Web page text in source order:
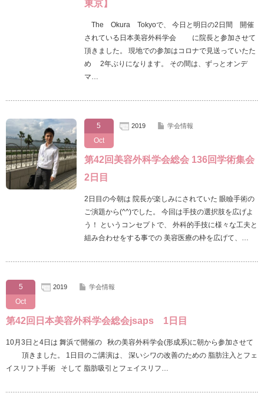
東京】
The Okura Tokyoで、 今日と明日の2日間 開催
されている日本美容外科学会 に院長と参加させて
頂きました。 現地での参加はコロナで見送っていたた
め 2年ぶりになります。 その間は、ずっとオンデ
マ…
5
Oct
2019 学会情報
第42回美容外科学会総会 136回学術集会
2日目
2日目の今朝は 院長が楽しみにされていた 眼瞼手術の
ご演題から(^^)でした。 今回は手技の選択肢を広げよ
う！ というコンセプトで、 外科的手技に様々な工夫と
組み合わせをする事での 美容医療の枠を広げて、…
5
Oct
2019 学会情報
第42回日本美容外科学会総会jsaps 1日目
10月3日と4日は 舞浜で開催の 秋の美容外科学会(形成系)に朝から参加させて
頂きました。 1日目のご講演は、 深いシワの改善のための 脂肪注入とフェ
イスリフト手術 そして 脂肪吸引とフェイスリフ…